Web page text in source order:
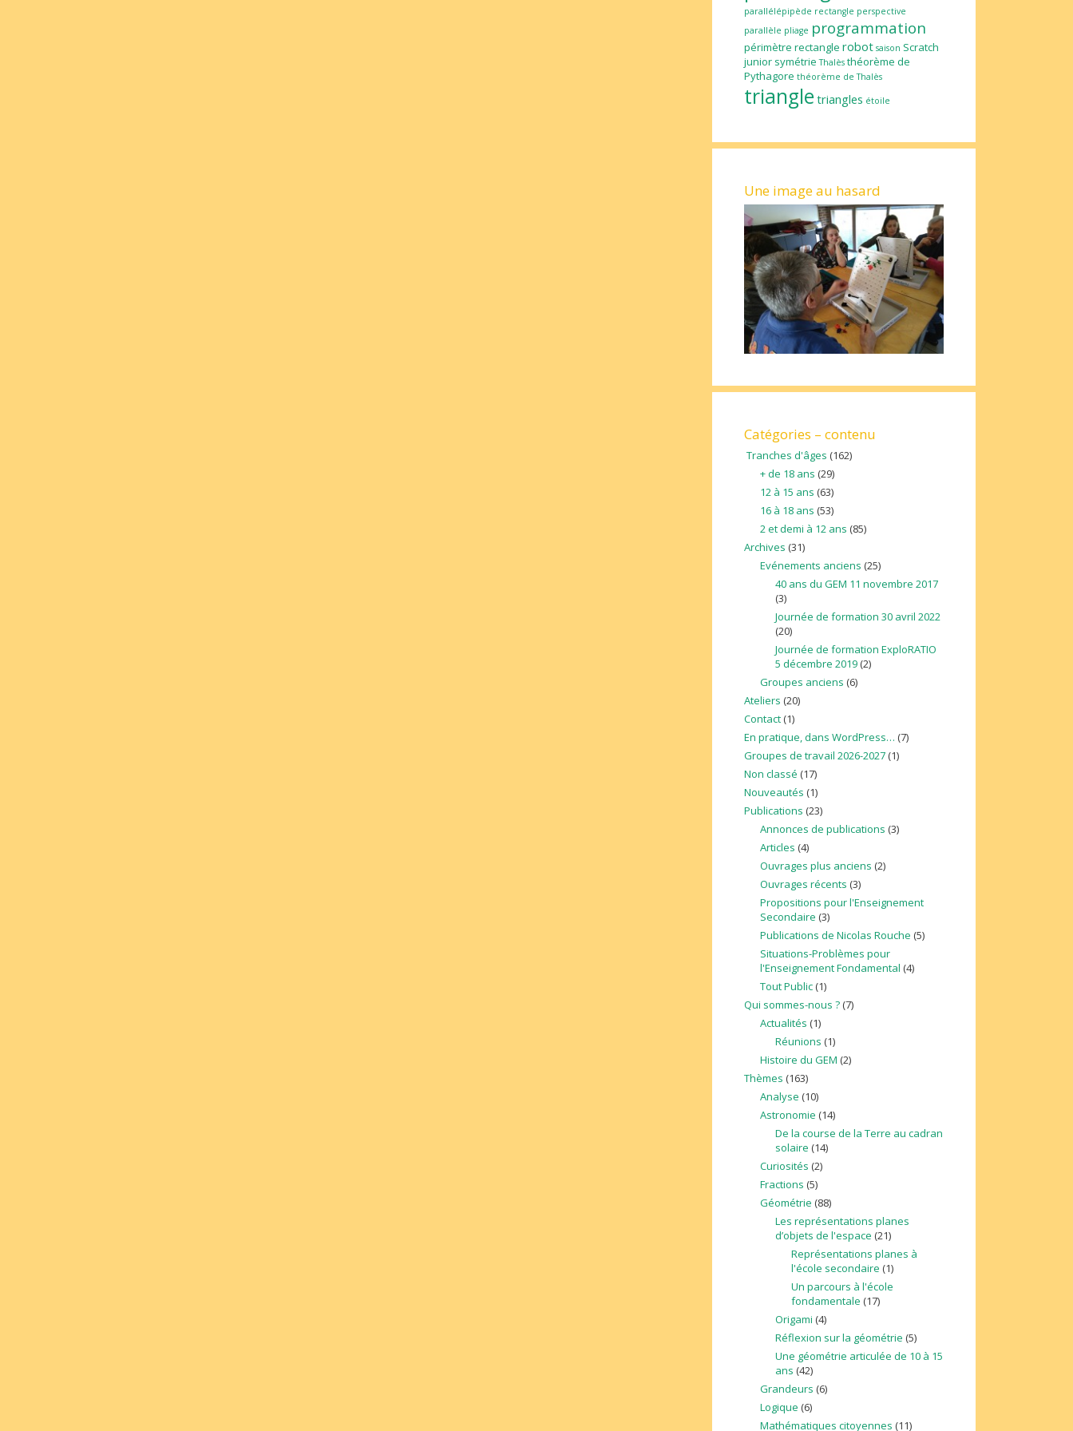
parallélépipède rectangle perspective
parallèle pliage programmation
périmètre rectangle robot saison Scratch
junior symétrie Thalès théorème de
Pythagore théorème de Thalès
triangle triangles étoile
Une image au hasard
Catégories – contenu
Tranches d'âges (162)
+ de 18 ans (29)
12 à 15 ans (63)
16 à 18 ans (53)
2 et demi à 12 ans (85)
Archives (31)
Evénements anciens (25)
40 ans du GEM 11 novembre 2017
(3)
Journée de formation 30 avril 2022
(20)
Journée de formation ExploRATIO
5 décembre 2019 (2)
Groupes anciens (6)
Ateliers (20)
Contact (1)
En pratique, dans WordPress… (7)
Groupes de travail 2026-2027 (1)
Non classé (17)
Nouveautés (1)
Publications (23)
Annonces de publications (3)
Articles (4)
Ouvrages plus anciens (2)
Ouvrages récents (3)
Propositions pour l'Enseignement
Secondaire (3)
Publications de Nicolas Rouche (5)
Situations-Problèmes pour
l'Enseignement Fondamental (4)
Tout Public(1)
Qui sommes-nous ? (7)
Actualités (1)
Réunions (1)
Histoire du GEM (2)
Thèmes (163)
Analyse (10)
Astronomie (14)
De la course de la Terre au cadran
solaire (14)
Curiosités (2)
Fractions (5)
Géométrie (88)
Les représentations planes
d’objets de l'espace (21)
Représentations planes à
l'école secondaire (1)
Un parcours à l'école
fondamentale (17)
Origami (4)
Réflexion sur la géométrie (5)
Une géométrie articulée de 10 à 15
ans (42)
Grandeurs (6)
Logique (6)
Mathématiques citoyennes (11)